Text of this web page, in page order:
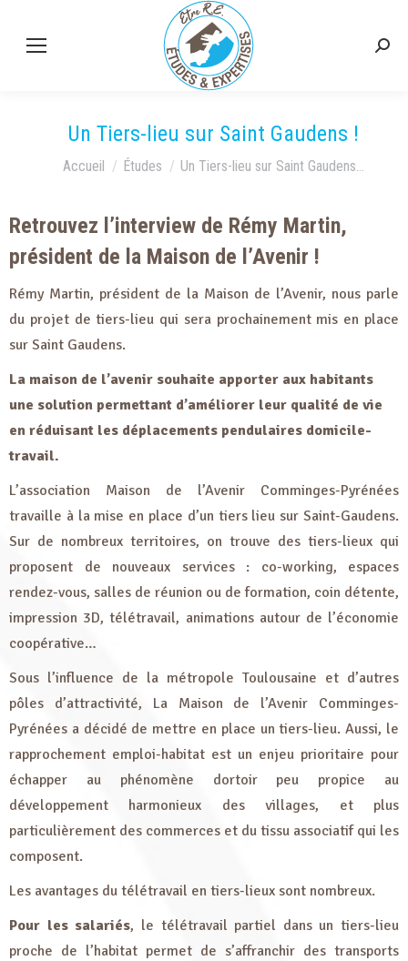
Un Tiers-lieu sur Saint Gaudens !
Vous êtes ici :
Accueil Études Un Tiers-lieu sur Saint Gaudens…
Retrouvez l’interview de Rémy Martin,
président de la Maison de l’Avenir !
Rémy Martin, président de la Maison de l’Avenir, nous parle
du projet de tiers-lieu qui sera prochainement mis en place
sur Saint Gaudens.
La maison de l’avenir souhaite apporter aux habitants
une solution permettant d’améliorer leur qualité de vie
en réduisant les déplacements pendulaires domicile-
travail.
L’association Maison de l’Avenir Comminges-Pyrénées
travaille à la mise en place d’un tiers lieu sur Saint-Gaudens.
Sur de nombreux territoires, on trouve des tiers-lieux qui
proposent de nouveaux services : co-working, espaces
rendez-vous, salles de réunion ou de formation, coin détente,
impression 3D, télétravail, animations autour de l’économie
coopérative…
Sous l’influence de la métropole Toulousaine et d’autres
pôles d’attractivité, La Maison de l’Avenir Comminges-
Pyrénées a décidé de mettre en place un tiers-lieu. Aussi, le
rapprochement emploi-habitat est un enjeu prioritaire pour
échapper au phénomène dortoir peu propice au
développement harmonieux des villages, et plus
particulièrement des commerces et du tissu associatif qui les
composent.
Les avantages du télétravail en tiers-lieux sont nombreux.
Pour les salariés, le télétravail partiel dans un tiers-lieu
proche de l’habitat permet de s’affranchir des transports